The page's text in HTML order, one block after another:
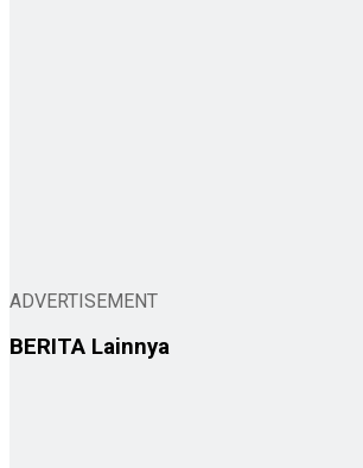
ADVERTISEMENT
BERITA Lainnya